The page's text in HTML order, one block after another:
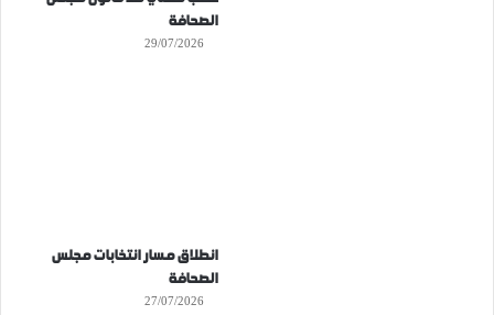
الصحافة
29/07/2026
انطلاق مسار انتخابات مجلس
الصحافة
27/07/2026